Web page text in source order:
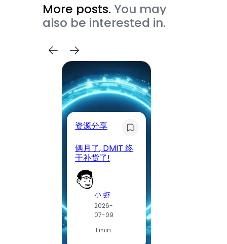
More posts. You may
also be interested in.
资源分享
俩月了, DMIT 终
于补货了!
小 虾
2026-
07-09
·1 min